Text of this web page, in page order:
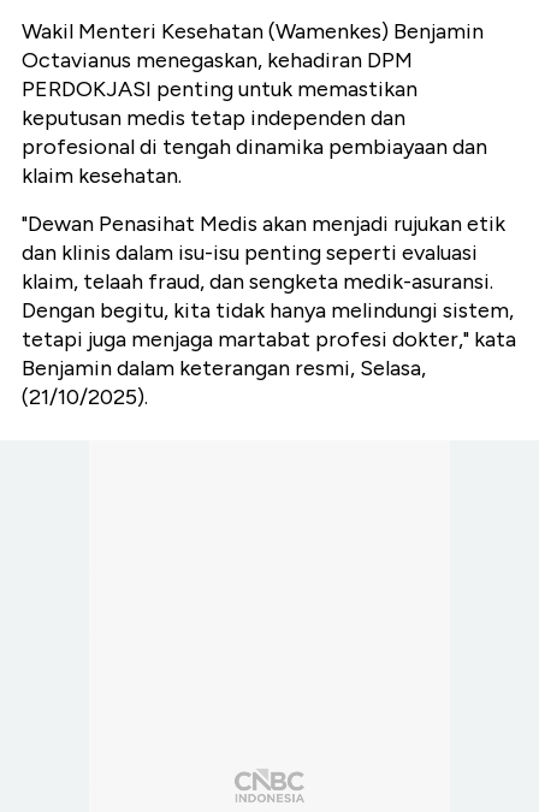
Wakil Menteri Kesehatan (Wamenkes) Benjamin
Octavianus menegaskan, kehadiran DPM
PERDOKJASI penting untuk memastikan
keputusan medis tetap independen dan
profesional di tengah dinamika pembiayaan dan
klaim kesehatan.
"Dewan Penasihat Medis akan menjadi rujukan etik
dan klinis dalam isu-isu penting seperti evaluasi
klaim, telaah fraud, dan sengketa medik-asuransi.
Dengan begitu, kita tidak hanya melindungi sistem,
tetapi juga menjaga martabat profesi dokter," kata
Benjamin dalam keterangan resmi, Selasa,
(21/10/2025).